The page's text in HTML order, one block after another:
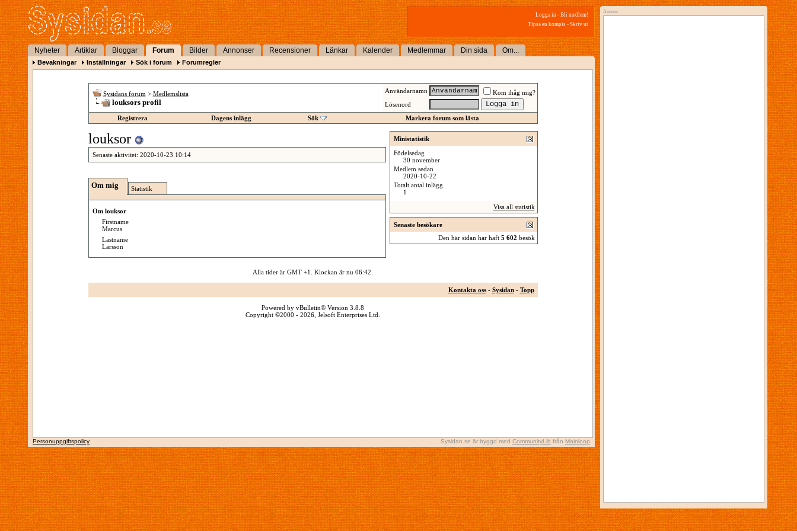
Logga in - Bli medlem!
Tipsa en kompis - Skriv ut
Nyheter Artiklar Bloggar Forum Bilder Annonser Recensioner Länkar Kalender Medlemmar Din sida Om...
Bevakningar Inställningar Sök i forum Forumregler
Sysidans forum > Medlemslista
louksors profil
Användarnamn
Kom ihåg mig?
Lösenord
Registrera
Dagens inlägg Sök Markera forum som lästa
louksor
Senaste aktivitet: 2020-10-23 10:14
Om mig Statistik
Om louksor
Firstname
Marcus
Lastname
Larsson
Ministatistik
Födelsedag
30 november
Medlem sedan
2020-10-22
Totalt antal inlägg
1
Visa all statistik
Senaste besökare
Den här sidan har haft 5 602 besök
Alla tider är GMT +1. Klockan är nu 06:42
Kontakta oss- Sysidan- Topp
Powered by vBulletin® Version 3.8.8
Copyright ©2000 - 2026, Jelsoft Enterprises Ltd.
Sysidan.se är byggd med CommunityLib från Mainloop
Personuppgiftspolicy
Annons